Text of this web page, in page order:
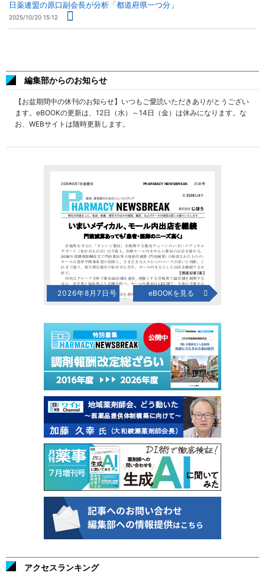
日薬連盟の原口副会長が分析「都道府県一つ分」
2025/10/20 15:12
編集部からのお知らせ
【お盆期間中の休刊のお知らせ】いつもご愛読いただきありがとうござい
ます。eBOOKの更新は、12日（水）～14日（金）は休みになります。な
お、WEBサイトは随時更新します。
2026年8月7日号 eBOOKを見る
アクセスランキング